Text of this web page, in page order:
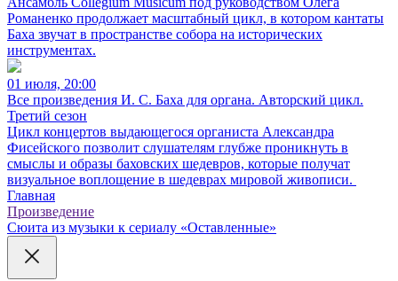
Романенко продолжает масштабный цикл, в котором кантаты
Баха звучат в пространстве собора на исторических
инструментах.
01 июля, 20:00
Все произведения И. С. Баха для органа. Авторский цикл.
Третий сезон
Цикл концертов выдающегося органиста Александра
Фисейского позволит слушателям глубже проникнуть в
смыслы и образы баховских шедевров, которые получат
визуальное воплощение в шедеврах мировой живописи.
Главная
Произведение
Сюита из музыки к сериалу «Оставленные»